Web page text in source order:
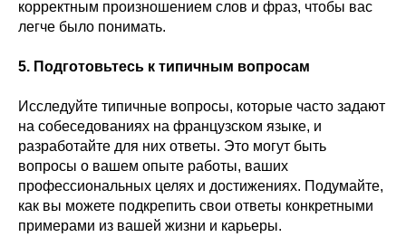
корректным произношением слов и фраз, чтобы вас
легче было понимать.
5. Подготовьтесь к типичным вопросам
Исследуйте типичные вопросы, которые часто задают
на собеседованиях на французском языке, и
разработайте для них ответы. Это могут быть
вопросы о вашем опыте работы, ваших
профессиональных целях и достижениях. Подумайте,
как вы можете подкрепить свои ответы конкретными
примерами из вашей жизни и карьеры.